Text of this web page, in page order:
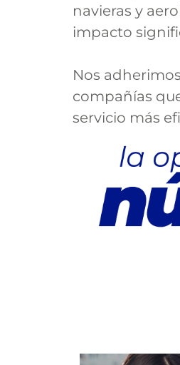
navieras y
impacto
Nos
compañías
servicio más